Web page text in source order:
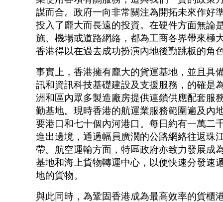
謀而合。政府一向非常關注為開拓未來作好
投入了龐大而長遠的投資。在硬件方面無論
施、機場或道路網絡，都為工商各界帶來極
香港得以在過去成功扮演內地後勤跳板的角
事實上，香港擁有龐大的貨運基地，並且具
訊和資訊科技基礎建設及支援服務，的確是
洲和區內眾多製造廠房提供連鎖供應配套服
勤基地。現時香港的航運業服務範圍遍及內
要港口和七十個內河港口。每日約有一萬二
進出邊境，通過幅員廣濶的公路網絡往返珠
帶。航空運輸方面，特區政府亦致力發展成
基地和海上貨物轉運中心，以便快速分發速
地的貨物。
與此同時，為鞏固香港成為最高效率的貨櫃